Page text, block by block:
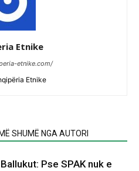
Etnike
etnike.com/
Etnike
MË SHUMË NGA AUTORI
Pse SPAK nuk e